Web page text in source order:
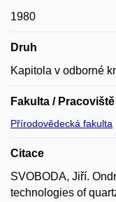
1980
Druh
Kapitola v odborné
Fakulta / Pracoviště
Přírodovědecká fakulta
Citace
SVOBODA, Jiří.
technologies of